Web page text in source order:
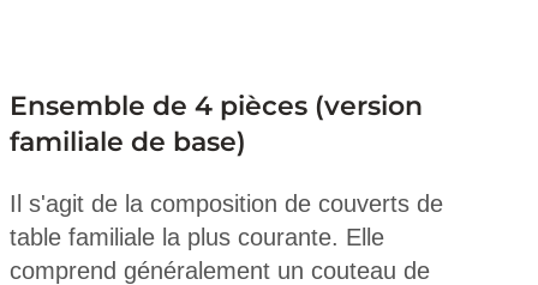
Ensemble de 4 pièces (version
familiale de base)
Il s'agit de la composition de couverts de
table familiale la plus courante. Elle
comprend généralement un couteau de